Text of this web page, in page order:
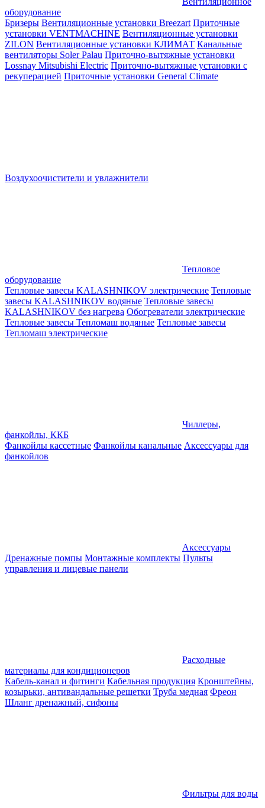
оборудование
Бризеры Вентиляционные установки Breezart Приточные
установки VENTMACHINE Вентиляционные установки
ZILON Вентиляционные установки КЛИМАТ Канальные
вентиляторы Soler Palau Приточно-вытяжные установки
Lossnay Mitsubishi Electric Приточно-вытяжные установки с
рекуперацией Приточные установки General Climate
Воздухоочистители и увлажнители
Тепловое
оборудование
Тепловые завесы KALASHNIKOV электрические Тепловые
завесы KALASHNIKOV водяные Тепловые завесы
KALASHNIKOV без нагрева Обогреватели электрические
Тепловые завесы Тепломаш водяные Тепловые завесы
Тепломаш электрические
Чиллеры,
фанкойлы, ККБ
Фанкойлы кассетные Фанкойлы канальные Аксессуары для
фанкойлов
Аксессуары
Дренажные помпы Монтажные комплекты Пульты
управления и лицевые панели
Расходные
материалы для кондиционеров
Кабель-канал и фитинги Кабельная продукция Кронштейны,
козырьки, антивандальные решетки Труба медная Фреон
Шланг дренажный, сифоны
Фильтры для воды